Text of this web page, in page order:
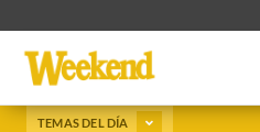
TEMAS DEL DÍA